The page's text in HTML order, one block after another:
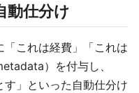
動仕分け
これは経費」「これは
）を付与し、
す」といった自動仕分け